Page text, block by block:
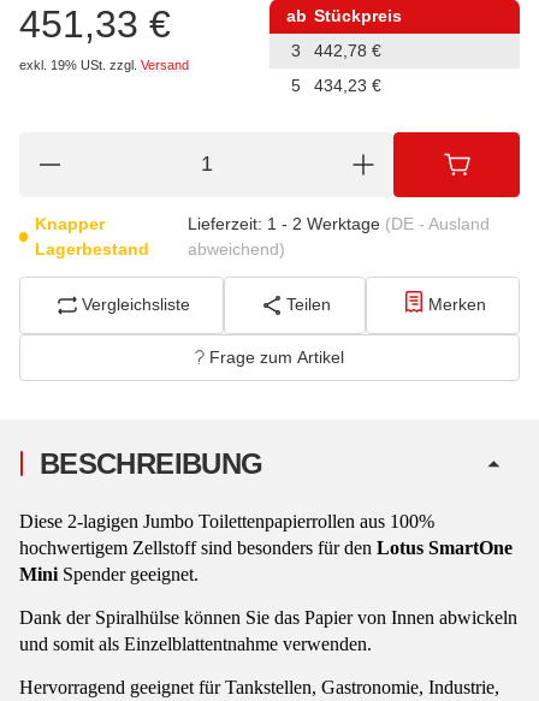
451,33 €
exkl. 19% USt. zzgl. Versand
ab Stückpreis
3
442,78 €
5
434,23 €
Knapper
Lagerbestand
Lieferzeit: 1 - 2 Werktage (DE - Ausland
abweichend)
Vergleichsliste Teilen Merken
Frage zum Artikel
BESCHREIBUNG
Diese 2-lagigen Jumbo Toilettenpapierrollen aus 100%
hochwertigem Zellstoff sind besonders für den Lotus SmartOne
Mini Spender geeignet.
Dank der Spiralhülse können Sie das Papier von Innen abwickeln
und somit als Einzelblattentnahme verwenden.
Hervorragend geeignet für Tankstellen, Gastronomie, Industrie,